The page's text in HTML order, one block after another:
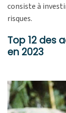
consiste à
risques.
Top 12 des
en 2023